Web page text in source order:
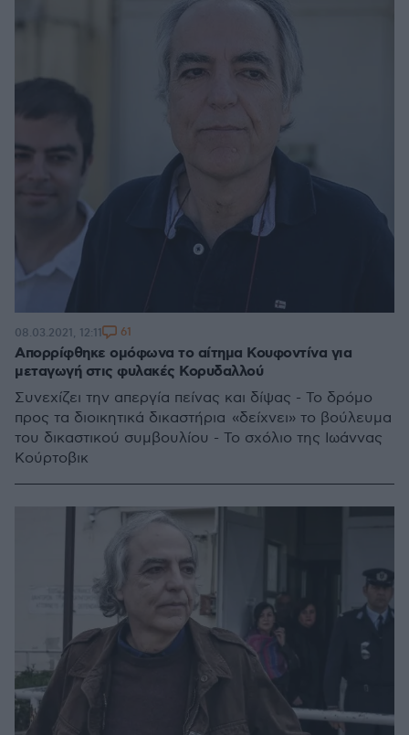
Απορρίφθηκε ομόφωνα το αίτημα Κουφοντίνα για
μεταγωγή στις φυλακές Κορυδαλλού
Συνεχίζει την απεργία πείνας και δίψας - Το δρόμο
προς τα διοικητικά δικαστήρια «δείχνει» το βούλευμα
του δικαστικού συμβουλίου - Το σχόλιο της Ιωάννας
Κούρτοβικ
08.03.2021, 12:11 61